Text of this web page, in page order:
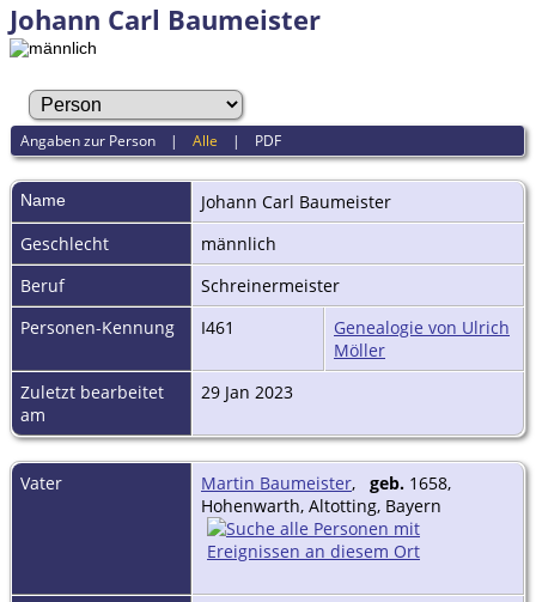
Johann Carl Baumeister
Angaben zur Person |Alle | PDF
Name Johann Carl Baumeister
Geschlecht
männlich
Beruf
Schreinermeister
Personen-Kennung
I461
Genealogie von Ulrich
Möller
Zuletzt bearbeitet
am
29 Jan 2023
Vater Martin Baumeister, geb. 1658,
Hohenwarth, Altotting, Bayern